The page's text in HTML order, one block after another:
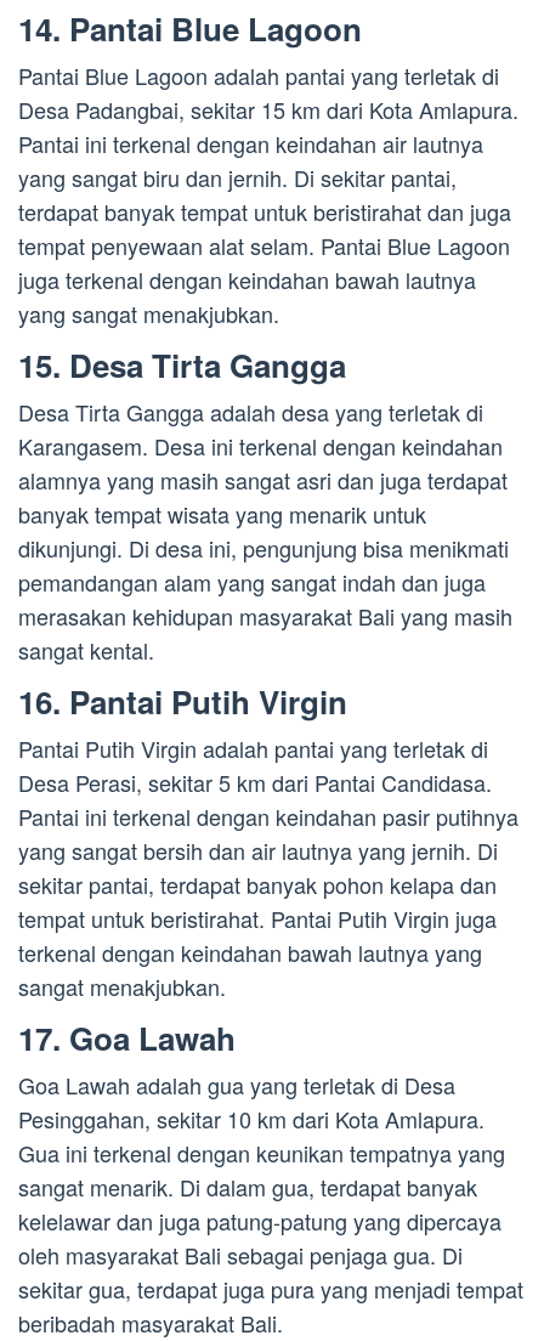
14. Pantai Blue Lagoon
Pantai Blue Lagoon adalah pantai yang terletak di
Desa Padangbai, sekitar 15 km dari Kota Amlapura.
Pantai ini terkenal dengan keindahan air lautnya
yang sangat biru dan jernih. Di sekitar pantai,
terdapat banyak tempat untuk beristirahat dan juga
tempat penyewaan alat selam. Pantai Blue Lagoon
juga terkenal dengan keindahan bawah lautnya
yang sangat menakjubkan.
15. Desa Tirta Gangga
Desa Tirta Gangga adalah desa yang terletak di
Karangasem. Desa ini terkenal dengan keindahan
alamnya yang masih sangat asri dan juga terdapat
banyak tempat wisata yang menarik untuk
dikunjungi. Di desa ini, pengunjung bisa menikmati
pemandangan alam yang sangat indah dan juga
merasakan kehidupan masyarakat Bali yang masih
sangat kental.
16. Pantai Putih Virgin
Pantai Putih Virgin adalah pantai yang terletak di
Desa Perasi, sekitar 5 km dari Pantai Candidasa.
Pantai ini terkenal dengan keindahan pasir putihnya
yang sangat bersih dan air lautnya yang jernih. Di
sekitar pantai, terdapat banyak pohon kelapa dan
tempat untuk beristirahat. Pantai Putih Virgin juga
terkenal dengan keindahan bawah lautnya yang
sangat menakjubkan.
17. Goa Lawah
Goa Lawah adalah gua yang terletak di Desa
Pesinggahan, sekitar 10 km dari Kota Amlapura.
Gua ini terkenal dengan keunikan tempatnya yang
sangat menarik. Di dalam gua, terdapat banyak
kelelawar dan juga patung-patung yang dipercaya
oleh masyarakat Bali sebagai penjaga gua. Di
sekitar gua, terdapat juga pura yang menjadi tempat
beribadah masyarakat Bali.